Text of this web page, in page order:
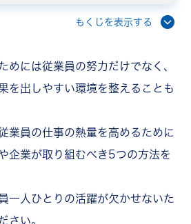
める5つの方法
ドバック
供
ンセンティブ
もくじを表示する
めには従業員の努力だけでなく、
を出しやすい環境を整えることも
業員の仕事の熱量を高めるために
企業が取り組むべき5つの方法を
一人ひとりの活躍が欠かせないた
さい。